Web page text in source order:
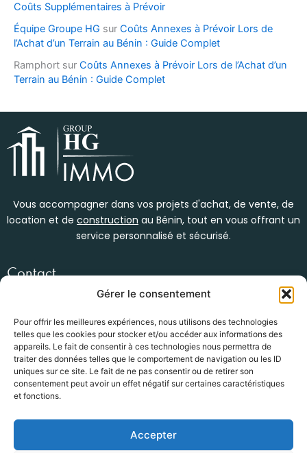
Gérer le consentement
Pour offrir les meilleures expériences, nous utilisons des technologies
telles que les cookies pour stocker et/ou accéder aux informations des
appareils. Le fait de consentir à ces technologies nous permettra de
traiter des données telles que le comportement de navigation ou les ID
uniques sur ce site. Le fait de ne pas consentir ou de retirer son
consentement peut avoir un effet négatif sur certaines caractéristiques
et fonctions.
Accepter
Coûts Supplémentaires à Prévoir
Équipe Groupe HG sur Coûts Annexes à Prévoir Lors de
l’Achat d’un Terrain au Bénin : Guide Complet
Ramphort sur Coûts Annexes à Prévoir Lors de l’Achat d’un
Terrain au Bénin : Guide Complet
Vous accompagner dans vos projets d'achat, de vente, de
location et de construction au Bénin, tout en vous offrant un
service personnalisé et sécurisé.
Contact
Womey, en face du bar kébao
info@groupe-hg.com
Nos services
Location Immobilière
Vente / Achat
BTP